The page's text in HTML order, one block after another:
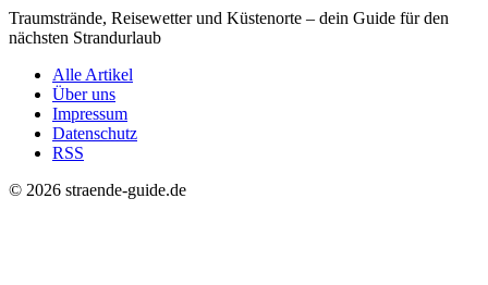
Traumstrände, Reisewetter und Küstenorte – dein Guide für den
nächsten Strandurlaub
Alle Artikel
Über uns
Impressum
Datenschutz
RSS
© 2026 straende-guide.de